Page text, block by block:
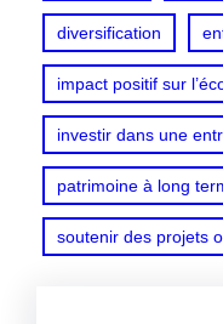
diversification
impact positif sur
investir dans une
patrimoine à long
soutenir des projets